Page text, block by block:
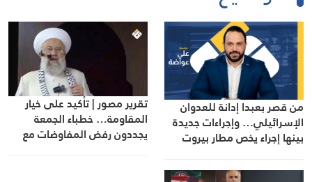
من قصر بعبدا إدانة للعدوان
الإسرائيلي… وإجراءات جديدة
بينها إجراء يخص مطار بيروت
تقرير مصور | تأكيد على خيار
المقاومة… خطباء الجمعة
يجددون رفض المفاوضات مع